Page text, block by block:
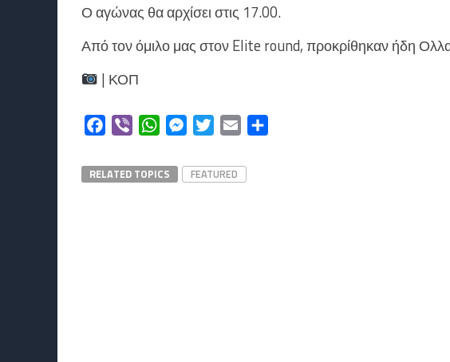
Ο αγώνας θα αρχίσει στις 17.00.
Από τον όμιλο μας στον Elite round, προκρίθηκαν ήδη
| ΚΟΠ
Facebook
Viber WhatsAppMessengerTwitterEmail
RELATED TOPICS FEATURED